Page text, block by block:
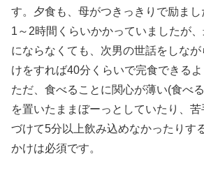
す。夕食も、母がつきっきりで励ま
1～2時間くらいかかっていましたが
にならなくても、次男の世話をしな
けをすれば40分くらいで完食できるよ
ただ、食べることに関心が薄い(食べ
を置いたままぼーっとしていたり、
づけて5分以上飲み込めなかったりす
かけは必須です。